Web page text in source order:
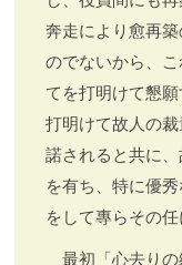
奔走により愈再
のでないから、
てを打明けて懇
打明けて故人の
諾されると共に
を有ち、特に優
をして專らその
最初「心去り